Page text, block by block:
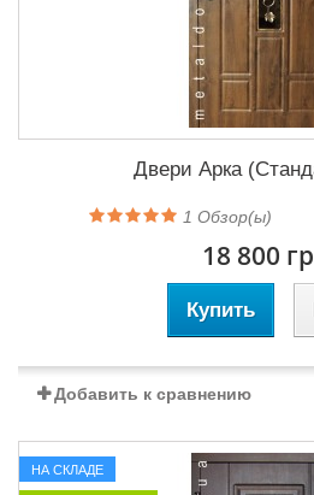
Двери Арка
1 Обзор(ы)
18 800
Купить
Добавить к сравнению
НА СКЛАДЕ